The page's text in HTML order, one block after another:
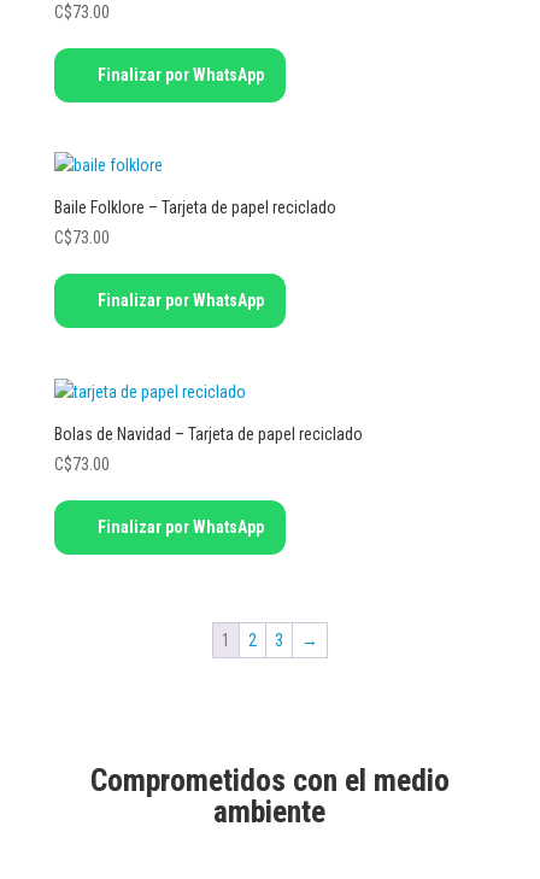
C$73.00
Finalizar por WhatsApp
Baile Folklore – Tarjeta de papel reciclado
C$73.00
Finalizar por WhatsApp
Bolas de Navidad – Tarjeta de papel reciclado
C$73.00
Finalizar por WhatsApp
1 2 3 →
Comprometidos con el medio
ambiente